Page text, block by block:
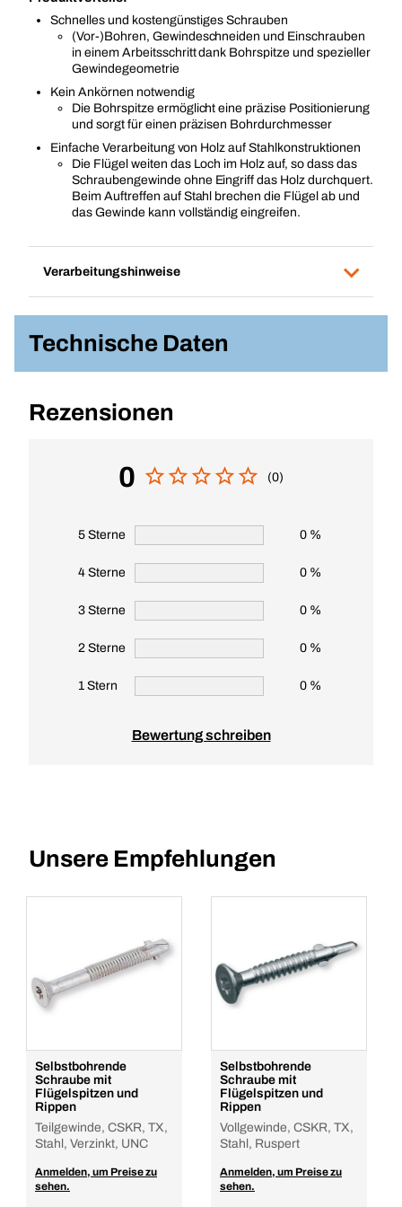
Schnelles und kostengünstiges Schrauben
(Vor-)Bohren, Gewindeschneiden und Einschrauben
in einem Arbeitsschritt dank Bohrspitze und spezieller
Gewindegeometrie
Kein Ankörnen notwendig
Die Bohrspitze ermöglicht eine präzise Positionierung
und sorgt für einen präzisen Bohrdurchmesser
Einfache Verarbeitung von Holz auf Stahlkonstruktionen
Die Flügel weiten das Loch im Holz auf, so dass das
Schraubengewinde ohne Eingriff das Holz durchquert.
Beim Auftreffen auf Stahl brechen die Flügel ab und
das Gewinde kann vollständig eingreifen.
Verarbeitungshinweise
Technische Daten
Rezensionen
0 (0)
5 Sterne 0 %
4 Sterne 0 %
3 Sterne 0 %
2 Sterne 0 %
1 Stern 0 %
Bewertung schreiben
Unsere Empfehlungen
Selbstbohrende
Schraube mit
Flügelspitzen und
Rippen
Teilgewinde, CSKR, TX,
Stahl, Verzinkt, UNC
Anmelden, um Preise zu
sehen.
Selbstbohrende
Schraube mit
Flügelspitzen und
Rippen
Vollgewinde, CSKR, TX,
Stahl, Ruspert
Anmelden, um Preise zu
sehen.